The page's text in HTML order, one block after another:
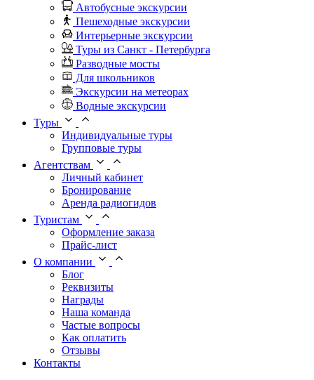
Автобусные экскурсии
Пешеходные экскурсии
Интерьерные экскурсии
Туры из Санкт - Петербурга
Разводные мосты
Для школьников
Экскурсии на метеорах
Водные экскурсии
Туры
Индивидуальные туры
Групповые туры
Агентствам
Личный кабинет
Бронирование
Аренда радиогидов
Туристам
Оформление заказа
Прайс-лист
О компании
Блог
Реквизиты
Награды
Наша команда
Частые вопросы
Как оплатить
Отзывы
Контакты